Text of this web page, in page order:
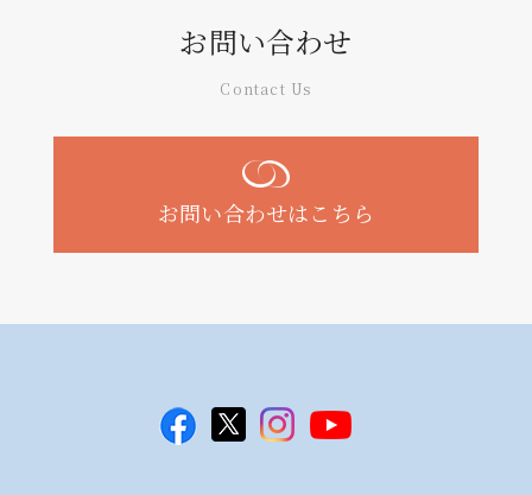
お問い合わせ
Contact Us
お問い合わせはこちら